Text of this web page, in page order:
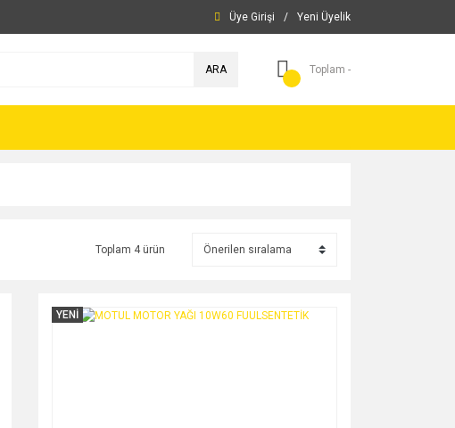
Üye Girişi / Yeni Üyelik
ARA Toplam -
Toplam 4 ürün
YENİ